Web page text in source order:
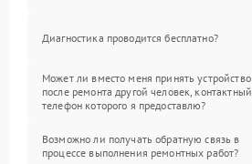
Диагностика проводится бесплатно?
Может ли вместо меня принять устройство
после ремонта другой человек, контактный
телефон которого я предоставлю?
Возможно ли получать обратную связь в
процессе выполнения ремонтных работ?